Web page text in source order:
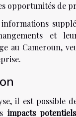
opportunités de
et
au Cameroun,
il est possible
impacts potentiels